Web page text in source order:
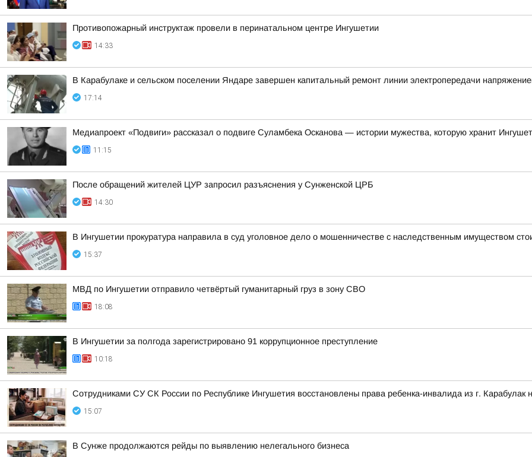
Противопожарный инструктаж провели в перинатальном центре Ингушетии
14:33
В Карабулаке и сельском поселении Яндаре завершен капитальный ремонт линии электропередачи
17:14
Медиапроект «Подвиги» рассказал о подвиге Суламбека Осканова — истории мужества, которую хранит
11:15
После обращений жителей ЦУР запросил разъяснения у Сунженской ЦРБ
14:30
В Ингушетии прокуратура направила в суд уголовное дело о мошенничестве с наследственным имуществом
15:37
МВД по Ингушетии отправило четвёртый гуманитарный груз в зону СВО
18:08
В Ингушетии за полгода зарегистрировано 91 коррупционное преступление
10:18
Сотрудниками СУ СК России по Республике Ингушетия восстановлены права ребенка-инвалида из г. Карабулак
15:07
В Сунже продолжаются рейды по выявлению нелегального бизнеса